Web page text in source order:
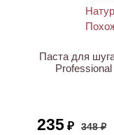
Паста для
235 ₽ 348 ₽